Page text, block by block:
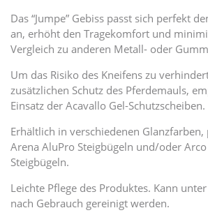
Das “Jumpe” Gebiss passt sich perfekt
an, erhöht den Tragekomfort und
Vergleich zu anderen Metall- oder
Um das Risiko des Kneifens zu
zusätzlichen Schutz des Pferdemauls,
Einsatz der Acavallo Gel-Schutzscheiben.
Erhältlich in verschiedenen Glanzfarben,
Arena AluPro Steigbügeln und/oder
Steigbügeln.
Leichte Pflege des Produktes. Kann
nach Gebrauch gereinigt werden.